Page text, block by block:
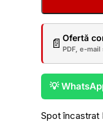
📄 Ofertă
PDF, e-mail
💡
Spot încastrat